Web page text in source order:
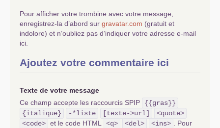
Pour afficher votre trombine avec votre message,
enregistrez-la d’abord sur gravatar.com (gratuit et
indolore) et n’oubliez pas d’indiquer votre adresse e-mail
ici.
Ajoutez votre commentaire ici
Texte de votre message
Ce champ accepte les raccourcis SPIP
{{gras}}
{italique}
-*liste [texte->url]
<quote>
<code> et le code HTML <q> <del> <ins>
. Pour